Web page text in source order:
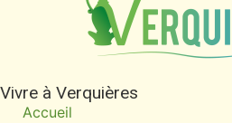
Vivre à Verquières
Accueil